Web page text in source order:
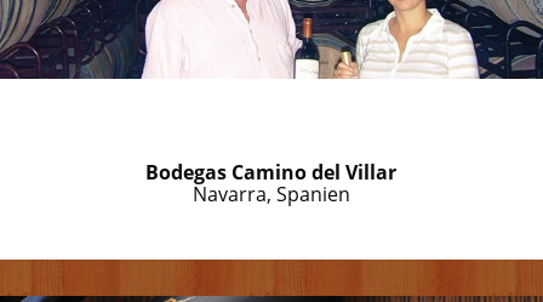
Bodegas Camino del Villar
Navarra, Spanien